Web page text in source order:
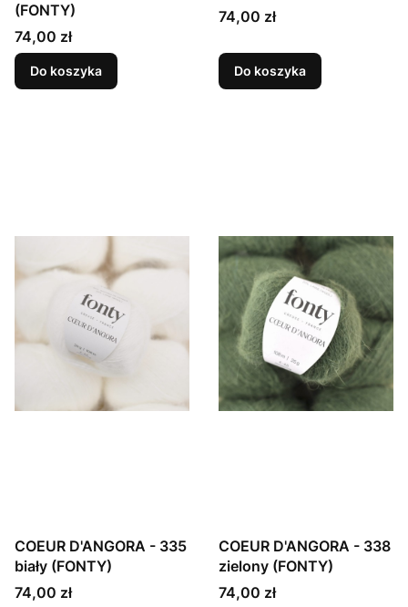
(FONTY)
Cena
74,00 zł
Do koszyka
Cena
74,00 zł
Do koszyka
COEUR D'ANGORA - 335
biały (FONTY)
Cena
74,00 zł
COEUR D'ANGORA - 338
zielony (FONTY)
Cena
74,00 zł